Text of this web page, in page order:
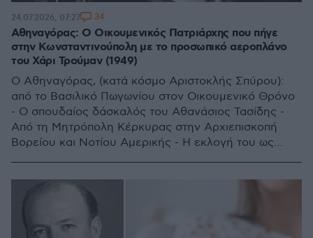
Αθηναγόρας: Ο Οικουμενικός Πατριάρχης που πήγε
στην Κωνσταντινούπολη με το προσωπικό αεροπλάνο
του Χάρι Τρούμαν (1949)
Ο Αθηναγόρας, (κατά κόσμο Αριστοκλής Σπύρου):
από το Βασιλικό Πωγωνίου στον Οικουμενικό Θρόνο
- Ο σπουδαίος δάσκαλός του Αθανάσιος Τασίδης -
Από τη Μητρόπολη Κέρκυρας στην Αρχιεπισκοπή
Βορείου και Νοτίου Αμερικής - Η εκλογή του ως
εκκλησιαστικό έργο του Αθηναγόρα
24.07.2026, 07:27 34